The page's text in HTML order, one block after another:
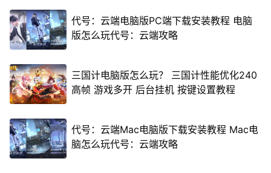
代号：云端电脑版PC端下载安装教程 电脑
版怎么玩代号：云端攻略
三国计电脑版怎么玩？ 三国计性能优化240
高帧 游戏多开 后台挂机 按键设置教程
代号：云端Mac电脑版下载安装教程 Mac电
脑怎么玩代号：云端攻略